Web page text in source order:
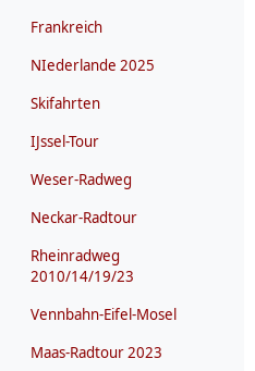
Frankreich
NIederlande 2025
Skifahrten
IJssel-Tour
Weser-Radweg
Neckar-Radtour
Rheinradweg
2010/14/19/23
Vennbahn-Eifel-Mosel
Maas-Radtour 2023